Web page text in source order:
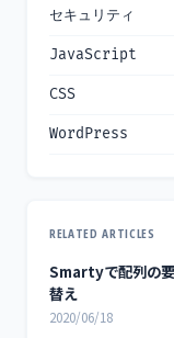
セキュリティ
JavaScript
CSS
WordPress
RELATED ARTICLES
Smartyで配列の
替え
2020/06/18